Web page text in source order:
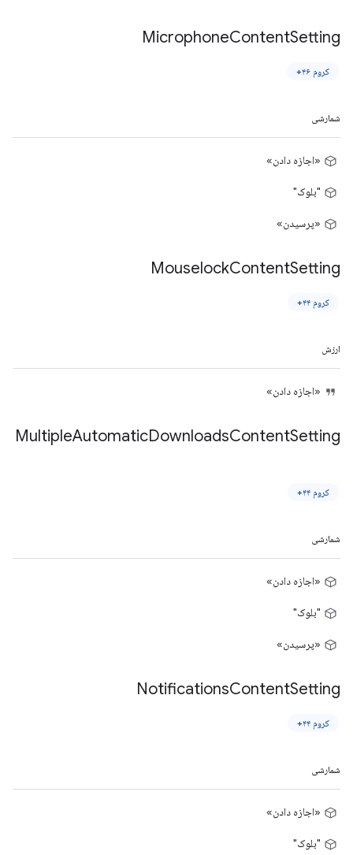
MicrophoneContentSetting
کروم ۴۶+
شمارشی
«اجازه دادن»
"بلوک"
«پرسیدن»
MouselockContentSetting
کروم ۴۴+
ارزش
«اجازه دادن»
MultipleAutomaticDownloadsContentSetting
کروم ۴۴+
شمارشی
«اجازه دادن»
"بلوک"
«پرسیدن»
NotificationsContentSetting
کروم ۴۴+
شمارشی
«اجازه دادن»
"بلوک"